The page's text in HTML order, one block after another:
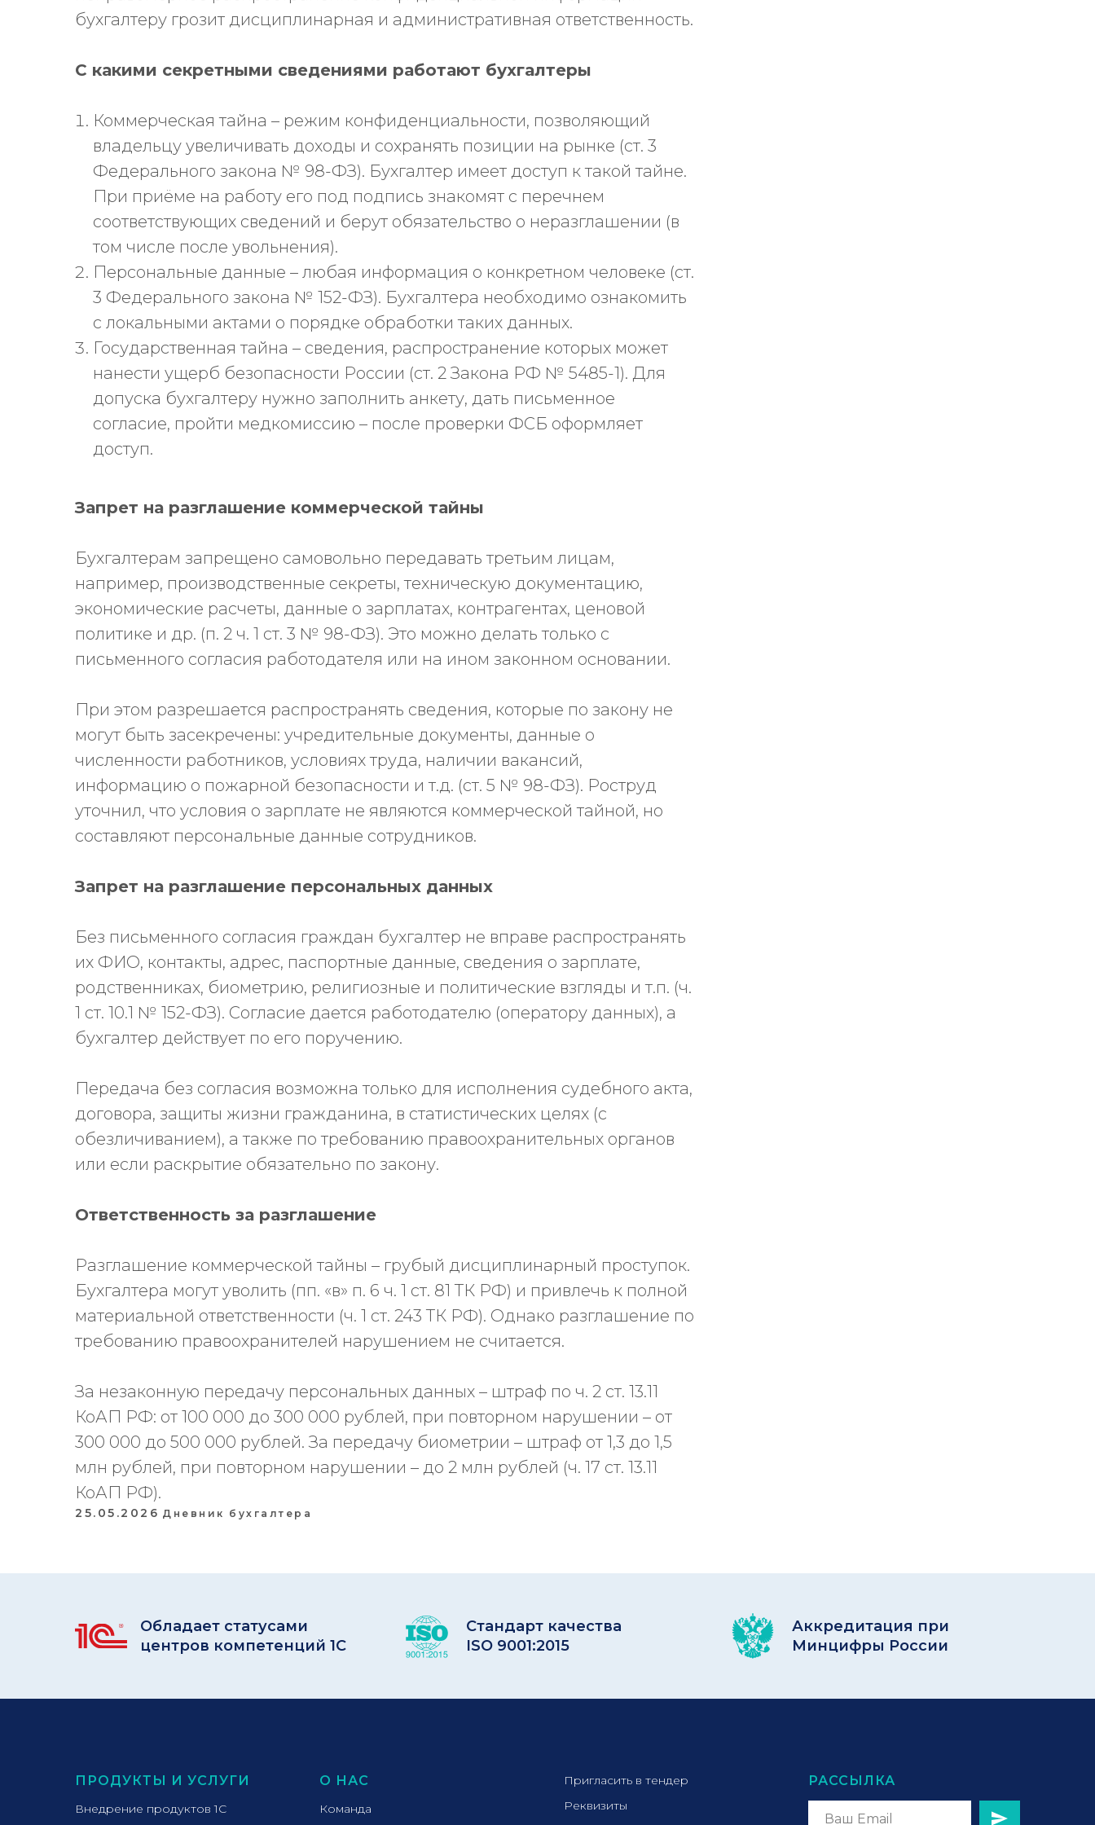
бухгалтеру грозит дисциплинарная и административная ответственность.
С какими секретными сведениями работают бухгалтеры
Коммерческая тайна – режим конфиденциальности, позволяющий
владельцу увеличивать доходы и сохранять позиции на рынке (ст. 3
Федерального закона № 98-ФЗ). Бухгалтер имеет доступ к такой тайне.
При приёме на работу его под подпись знакомят с перечнем
соответствующих сведений и берут обязательство о неразглашении (в
том числе после увольнения).
Персональные данные – любая информация о конкретном человеке (ст.
3 Федерального закона № 152-ФЗ). Бухгалтера необходимо ознакомить
с локальными актами о порядке обработки таких данных.
Государственная тайна – сведения, распространение которых может
нанести ущерб безопасности России (ст. 2 Закона РФ № 5485-1). Для
допуска бухгалтеру нужно заполнить анкету, дать письменное
согласие, пройти медкомиссию – после проверки ФСБ оформляет
доступ.
Запрет на разглашение коммерческой тайны
Бухгалтерам запрещено самовольно передавать третьим лицам,
например, производственные секреты, техническую документацию,
экономические расчеты, данные о зарплатах, контрагентах, ценовой
политике и др. (п. 2 ч. 1 ст. 3 № 98-ФЗ). Это можно делать только с
письменного согласия работодателя или на ином законном основании.
При этом разрешается распространять сведения, которые по закону не
могут быть засекречены: учредительные документы, данные о
численности работников, условиях труда, наличии вакансий,
информацию о пожарной безопасности и т.д. (ст. 5 № 98-ФЗ). Роструд
уточнил, что условия о зарплате не являются коммерческой тайной, но
составляют персональные данные сотрудников.
Запрет на разглашение персональных данных
Без письменного согласия граждан бухгалтер не вправе распространять
их ФИО, контакты, адрес, паспортные данные, сведения о зарплате,
родственниках, биометрию, религиозные и политические взгляды и т.п. (ч.
1 ст. 10.1 № 152-ФЗ). Согласие дается работодателю (оператору данных), а
бухгалтер действует по его поручению.
Передача без согласия возможна только для исполнения судебного акта,
договора, защиты жизни гражданина, в статистических целях (с
обезличиванием), а также по требованию правоохранительных органов
или если раскрытие обязательно по закону.
Ответственность за разглашение
Разглашение коммерческой тайны – грубый дисциплинарный проступок.
Бухгалтера могут уволить (пп. «в» п. 6 ч. 1 ст. 81 ТК РФ) и привлечь к полной
материальной ответственности (ч. 1 ст. 243 ТК РФ). Однако разглашение по
требованию правоохранителей нарушением не считается.
За незаконную передачу персональных данных – штраф по ч. 2 ст. 13.11
КоАП РФ: от 100 000 до 300 000 рублей, при повторном нарушении – от
300 000 до 500 000 рублей. За передачу биометрии – штраф от 1,3 до 1,5
млн рублей, при повторном нарушении – до 2 млн рублей (ч. 17 ст. 13.11
КоАП РФ).
25.05.2026 Дневник бухгалтера
Обладает статусами
центров компетенций 1С
Стандарт качества
ISO 9001:2015
Аккредитация при
Минцифры России
ПРОДУКТЫ И УСЛУГИ
Внедрение продуктов 1С
О НАС
Команда
Пригласить в тендер
Реквизиты
РАССЫЛКА